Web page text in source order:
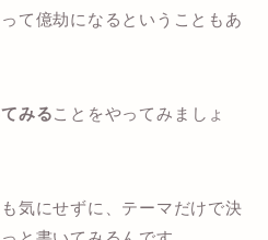
て億劫になるということもあ
みることをやってみましょ
気にせずに、テーマだけで決